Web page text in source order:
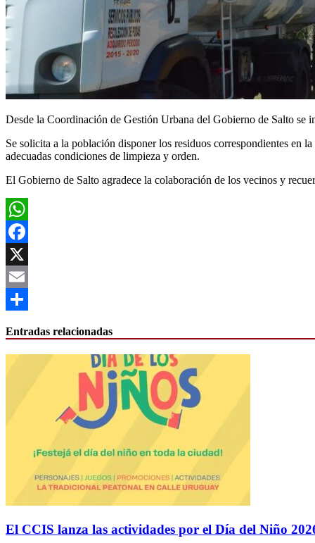
Desde la Coordinación de Gestión Urbana del Gobierno de Salto se
Se solicita a la población disponer los residuos correspondientes en
adecuadas condiciones de limpieza y orden.
El Gobierno de Salto agradece la colaboración de los vecinos y
WhatsApp
Facebook
X
Email
Entradas relacionadas
El CCIS lanza las actividades por el Día del Niño